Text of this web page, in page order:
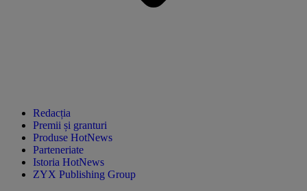
Redacția
Premii și granturi
Produse HotNews
Parteneriate
Istoria HotNews
ZYX Publishing Group